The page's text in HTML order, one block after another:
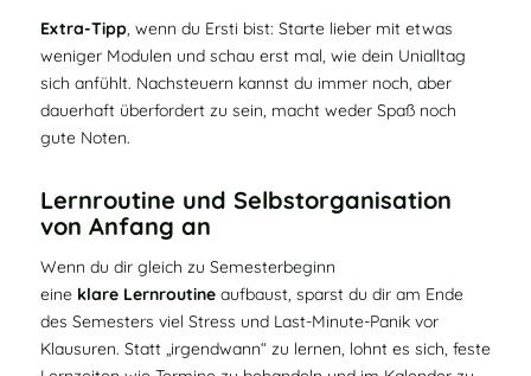
Extra‑Tipp, wenn du Ersti bist: Starte lieber mit etwas
weniger Modulen und schau erst mal, wie dein Unialltag
sich anfühlt. Nachsteuern kannst du immer noch, aber
dauerhaft überfordert zu sein, macht weder Spaß noch
gute Noten.
Lernroutine und Selbstorganisation
von Anfang an
Wenn du dir gleich zu Semesterbeginn
eine klare Lernroutineaufbaust, sparst du dir am Ende
des Semesters viel Stress und Last‑Minute‑Panik vor
Klausuren. Statt „irgendwann“ zu lernen, lohnt es sich, feste